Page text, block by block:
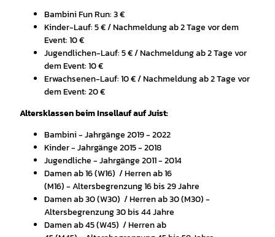
Bambini Fun Run: 3 €
Kinder-Lauf: 5 € / Nachmeldung ab 2 Tage vor dem
Event: 10 €
Jugendlichen-Lauf: 5 € / Nachmeldung ab 2 Tage vor
dem Event: 10 €
Erwachsenen-Lauf: 10 € / Nachmeldung ab 2 Tage vor
dem Event: 20 €
Altersklassen beim Insellauf auf Juist:
Bambini - Jahrgänge 2019 - 2022
Kinder - Jahrgänge 2015 - 2018
Jugendliche - Jahrgänge 2011 - 2014
Damen ab 16 (W16) / Herren ab 16
(M16) - Altersbegrenzung 16 bis 29 Jahre
Damen ab 30 (W30) / Herren ab 30 (M30) -
Altersbegrenzung 30 bis 44 Jahre
Damen ab 45 (W45) / Herren ab